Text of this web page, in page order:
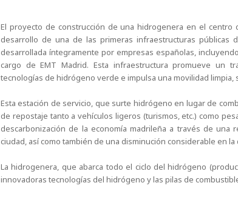
El proyecto de construcción de una hidrogenera en el centro
desarrollo de una de las primeras infraestructuras públicas
desarrollada íntegramente por empresas españolas,
cargo de EMT Madrid. Esta infraestructura promueve un
tecnologías de hidrógeno verde e impulsa una movilidad limpia,
Esta estación de servicio, que surte hidrógeno en lugar de
de repostaje tanto a vehículos ligeros (turismos, etc.) como
descarbonización de la economía madrileña a través de una
ciudad, así como también de una disminución considerable en
La hidrogenera, que abarca todo el ciclo del hidrógeno
innovadoras tecnologías del hidrógeno y las pilas de